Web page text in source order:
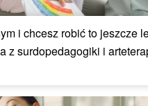
i chcesz robić to jeszcze
z surdopedagogiki i